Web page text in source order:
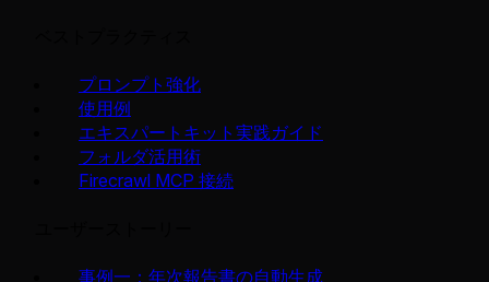
プロンプト強化
使用例
エキスパートキット実践ガイド
フォルダ活用術
Firecrawl MCP 接続
事例一：年次報告書の自動生成